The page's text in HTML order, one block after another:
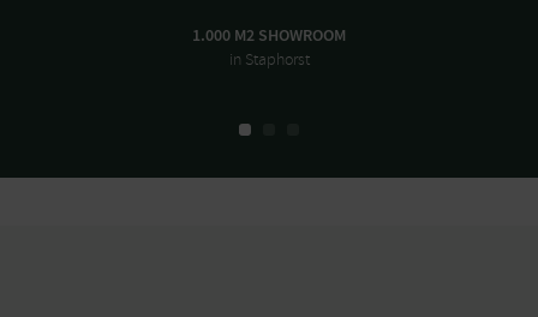
1.000 M2 SHOWROOM
in Staphorst